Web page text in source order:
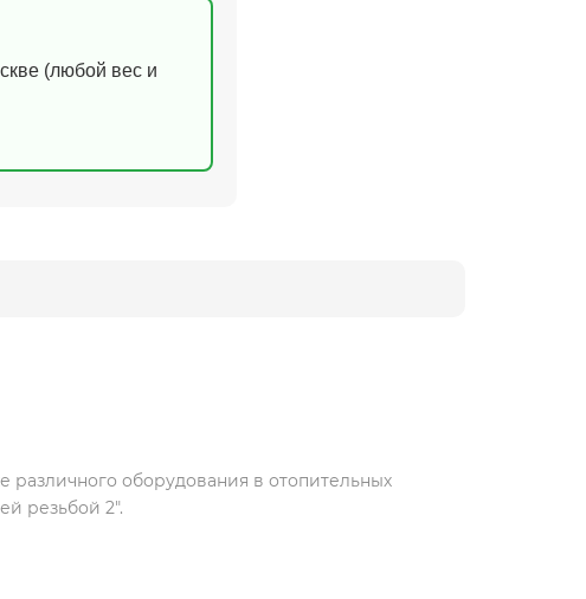
(любой вес и
различного оборудования в отопительных
резьбой 2".